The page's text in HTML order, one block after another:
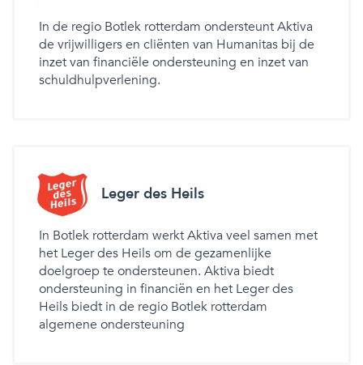
In de regio Botlek rotterdam ondersteunt Aktiva
de vrijwilligers en cliënten van Humanitas bij de
inzet van financiële ondersteuning en inzet van
schuldhulpverlening.
Leger des Heils
In Botlek rotterdam werkt Aktiva veel samen met
het Leger des Heils om de gezamenlijke
doelgroep te ondersteunen. Aktiva biedt
ondersteuning in financiën en het Leger des
Heils biedt in de regio Botlek rotterdam
algemene ondersteuning